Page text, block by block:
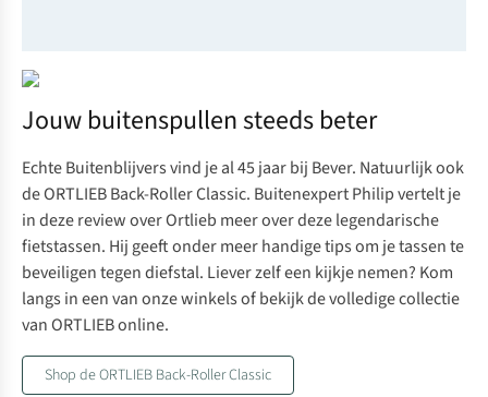
Jouw buitenspullen steeds beter
Echte Buitenblijvers vind je al 45 jaar bij Bever. Natuurlijk ook
de ORTLIEB Back-Roller Classic. Buitenexpert Philip vertelt je
in deze review over Ortlieb meer over deze legendarische
fietstassen. Hij geeft onder meer handige tips om je tassen te
beveiligen tegen diefstal. Liever zelf een kijkje nemen? Kom
langs in een vanonze winkelsof bekijkde volledige collectie
van ORTLIEBonline.
Shop de ORTLIEB Back-Roller Classic